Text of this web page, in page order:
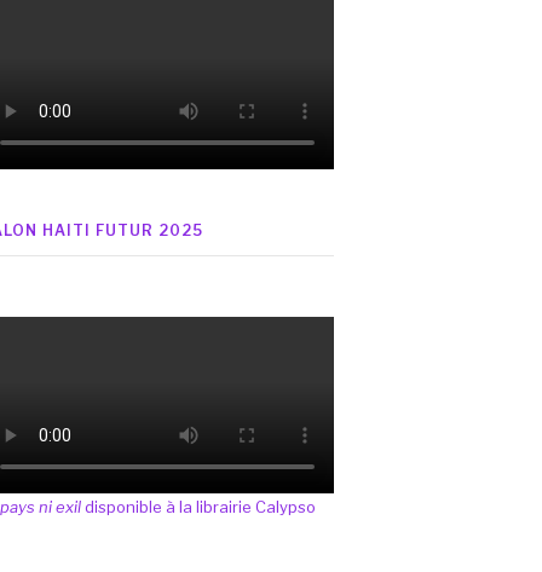
HAITI FUTUR 2025
ni exildisponible à la librairie Calypso